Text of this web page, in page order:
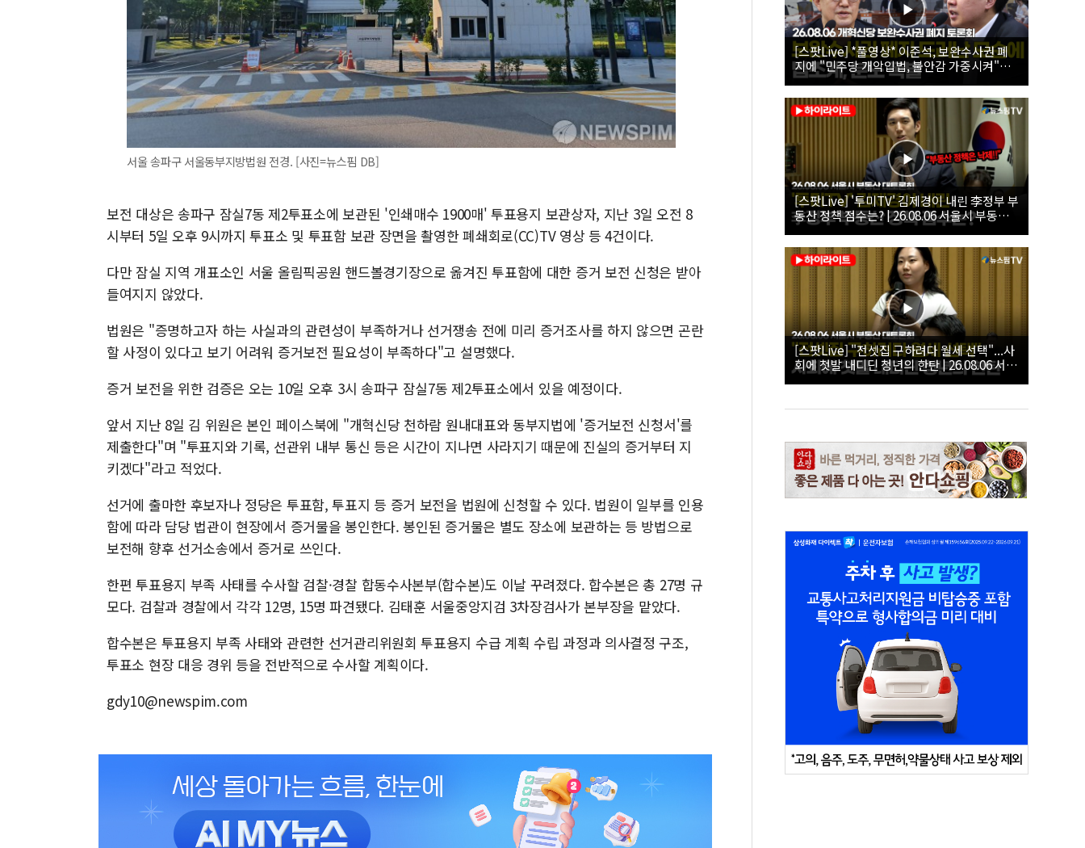
서울 송파구 서울동부지방법원 전경. [사진=뉴스핌 DB]
보전 대상은 송파구 잠실7동 제2투표소에 보관된 '인쇄매수 1900매' 투표용지 보관상자, 지난 3일 오전 8
시부터 5일 오후 9시까지 투표소 및 투표함 보관 장면을 촬영한 폐쇄회로(CC)TV 영상 등 4건이다.
다만 잠실 지역 개표소인 서울 올림픽공원 핸드볼경기장으로 옮겨진 투표함에 대한 증거 보전 신청은 받아
들여지지 않았다.
법원은 "증명하고자 하는 사실과의 관련성이 부족하거나 선거쟁송 전에 미리 증거조사를 하지 않으면 곤란
할 사정이 있다고 보기 어려워 증거보전 필요성이 부족하다"고 설명했다.
증거 보전을 위한 검증은 오는 10일 오후 3시 송파구 잠실7동 제2투표소에서 있을 예정이다.
앞서 지난 8일 김 위원은 본인 페이스북에 "개혁신당 천하람 원내대표와 동부지법에 '증거보전 신청서'를
제출한다"며 "투표지와 기록, 선관위 내부 통신 등은 시간이 지나면 사라지기 때문에 진실의 증거부터 지
키겠다"라고 적었다.
선거에 출마한 후보자나 정당은 투표함, 투표지 등 증거 보전을 법원에 신청할 수 있다. 법원이 일부를 인용
함에 따라 담당 법관이 현장에서 증거물을 봉인한다. 봉인된 증거물은 별도 장소에 보관하는 등 방법으로
보전해 향후 선거소송에서 증거로 쓰인다.
한편 투표용지 부족 사태를 수사할 검찰·경찰 합동수사본부(합수본)도 이날 꾸려졌다. 합수본은 총 27명 규
모다. 검찰과 경찰에서 각각 12명, 15명 파견됐다. 김태훈 서울중앙지검 3차장검사가 본부장을 맡았다.
합수본은 투표용지 부족 사태와 관련한 선거관리위원회 투표용지 수급 계획 수립 과정과 의사결정 구조,
투표소 현장 대응 경위 등을 전반적으로 수사할 계획이다.
gdy10@newspim.com
[스팟Live] *풀영상* 이준석, 보완수사권 폐
지에 "민주당 개악입법, 불안감 가중시켜"｜
26.08.06 개혁신당 보완수사권 폐지 토론회
[스팟Live] '투미TV' 김제경이 내린 李정부 부
동산 정책 점수는? | 26.08.06 서울시 부동산
대토론회
[스팟Live] "전셋집 구하려다 월세 선택"...사
회에 첫발 내디딘 청년의 한탄 | 26.08.06 서울
시 부동산 대토론회